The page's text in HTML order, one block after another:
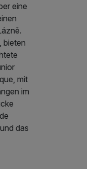
eine
bieten
mit
im
das